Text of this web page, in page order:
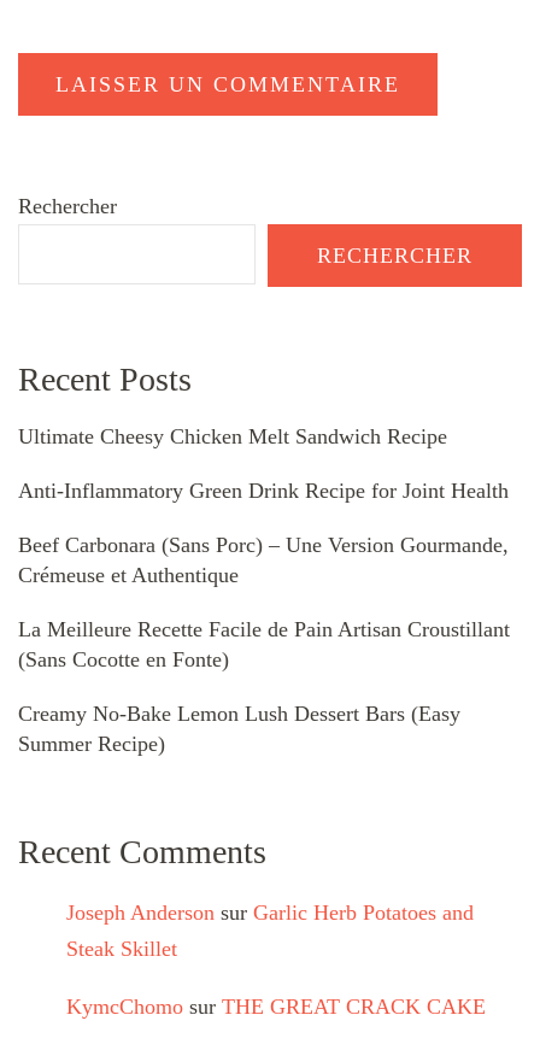
Rechercher
RECHERCHER
Recent Posts
Ultimate Cheesy Chicken Melt Sandwich Recipe
Anti-Inflammatory Green Drink Recipe for Joint Health
Beef Carbonara (Sans Porc) – Une Version Gourmande,
Crémeuse et Authentique
La Meilleure Recette Facile de Pain Artisan Croustillant
(Sans Cocotte en Fonte)
Creamy No-Bake Lemon Lush Dessert Bars (Easy
Summer Recipe)
Recent Comments
Joseph Anderson sur Garlic Herb Potatoes and
Steak Skillet
KymcChomo sur THE GREAT CRACK CAKE